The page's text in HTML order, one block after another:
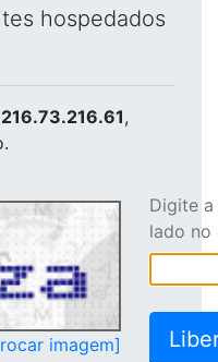
hospedados
216.73.216.61,
imagem]
Digite
lado no